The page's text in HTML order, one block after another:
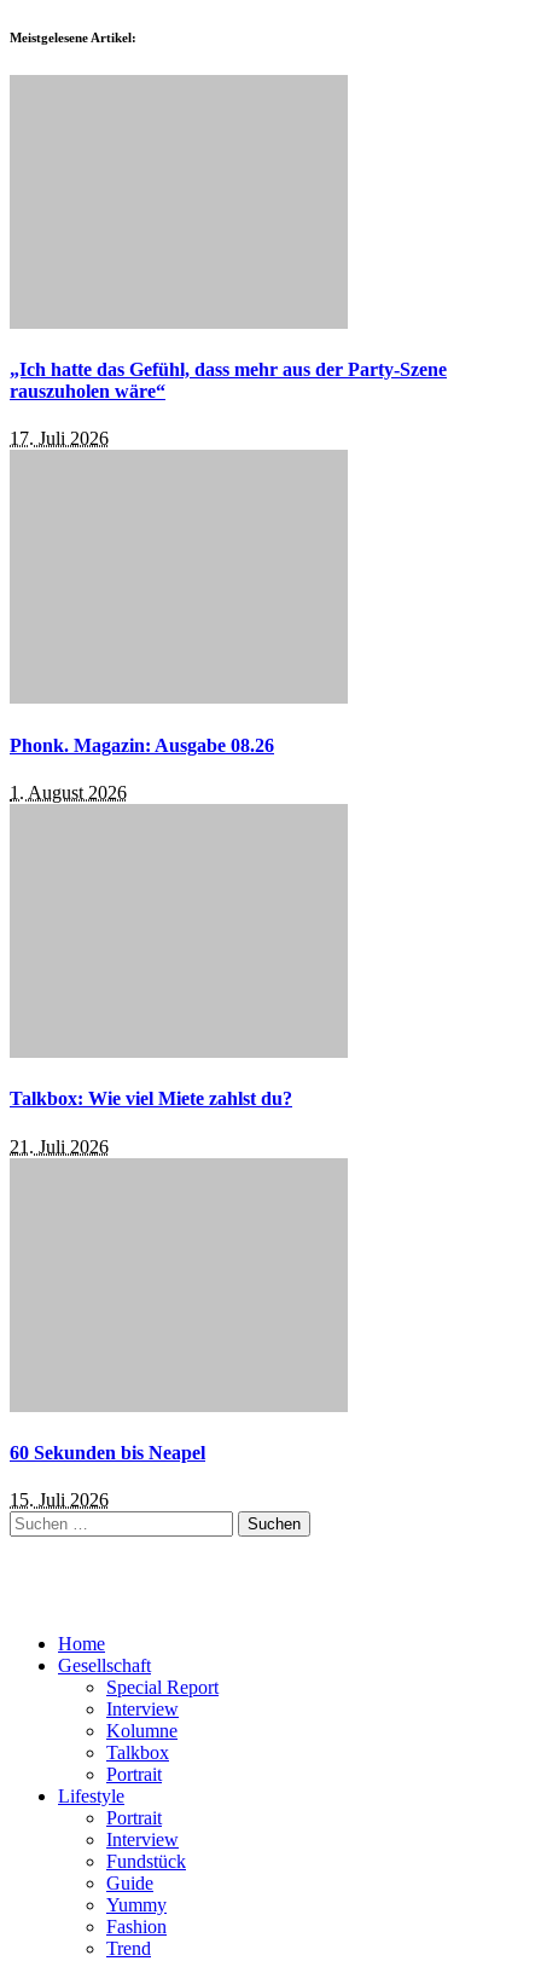
Meistgelesene Artikel:
„Ich hatte das Gefühl, dass mehr aus der Party-Szene
rauszuholen wäre“
17. Juli 2026
Phonk. Magazin: Ausgabe 08.26
1. August 2026
Talkbox: Wie viel Miete zahlst du?
21. Juli 2026
60 Sekunden bis Neapel
15. Juli 2026
Suchen
nach:
Home
Gesellschaft
Special Report
Interview
Kolumne
Talkbox
Portrait
Lifestyle
Portrait
Interview
Fundstück
Guide
Yummy
Fashion
Trend